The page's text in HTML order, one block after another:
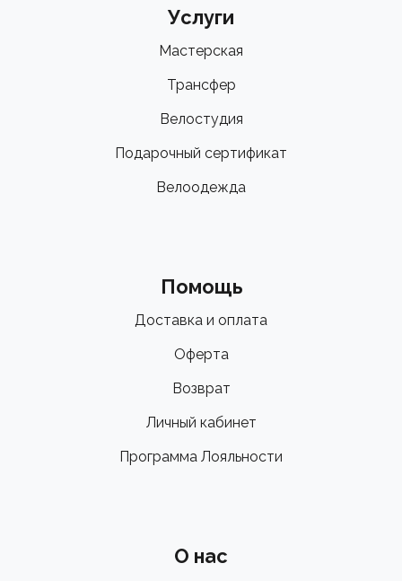
Услуги
Мастерская
Трансфер
Велостудия
Подарочный сертификат
Велоодежда
Помощь
Доставка и оплата
Оферта
Возврат
Личный кабинет
Программа Лояльности
О нас